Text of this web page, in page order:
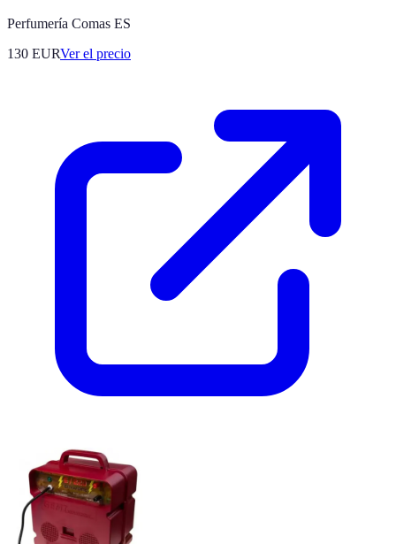
Perfumería Comas ES
130 EURVer el precio